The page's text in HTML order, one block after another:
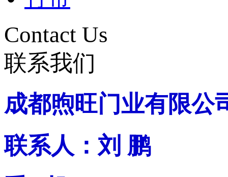
Contact Us
联系我们
成都煦旺门业有限公
联系人：刘 鹏